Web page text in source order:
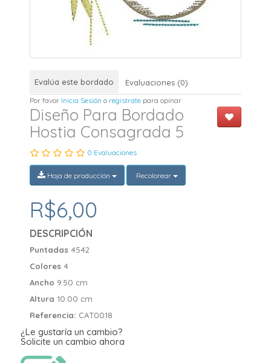
Evalúa este bordado Evaluaciones (0)
Por favor Inicia Sesión o registrate para opinar
Diseño Para Bordado
Hostia Consagrada 5
0 Evaluaciones
Hoja de producción Recolorear
R$6,00
DESCRIPCIÓN
Puntadas4542
Colores4
Ancho 9.50 cm
Altura 10.00 cm
Referencia: CAT0018
¿Le gustaría un cambio?
Solicite un cambio ahora